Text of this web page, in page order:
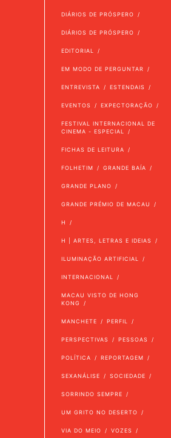
DIÁRIOS DE PRÓSPERO
DIÁRIOS DE PRÓSPERO
EDITORIAL
EM MODO DE PERGUNTAR
ENTREVISTA ESTENDAIS
EVENTOS EXPECTORAÇÃO
FESTIVAL INTERNACIONAL DE
CINEMA - ESPECIAL
FICHAS DE LEITURA
FOLHETIM GRANDE BAÍA
GRANDE PLANO
GRANDE PRÉMIO DE MACAU
H
H | ARTES, LETRAS E IDEIAS
ILUMINAÇÃO ARTIFICIAL
INTERNACIONAL
MACAU VISTO DE HONG
KONG
MANCHETE PERFIL
PERSPECTIVAS PESSOAS
POLÍTICA REPORTAGEM
SEXANÁLISE SOCIEDADE
SORRINDO SEMPRE
UM GRITO NO DESERTO
VIA DO MEIO VOZES